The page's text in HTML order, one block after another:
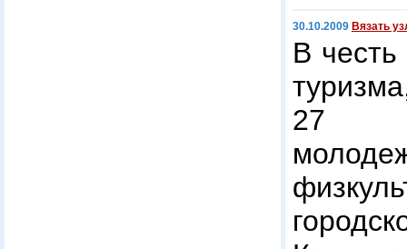
30.10.2009 Вязать
В
27